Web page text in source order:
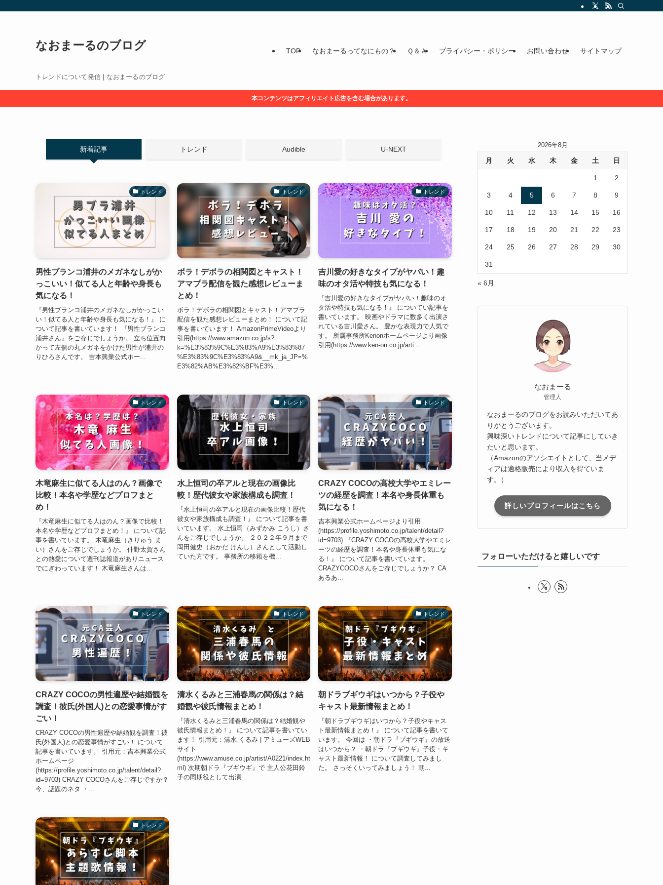
なおまーるのブログ
トレンドについて発信 | なおまーるのブログ
TOP なおまーるってなにもの？ Ｑ＆Ａ プライバシー・ポリシー お問い合わせ サイトマップ
本コンテンツはアフィリエイト広告を含む場合があります。
新着記事 トレンド Audible U-NEXT
トレンド
男性ブランコ浦井のメガネなしがか
っこいい！似てる人と年齢や身長も
気になる！
『男性ブランコ浦井のメガネなしがかっこい
い！似てる人と年齢や身長も気になる！』 に
ついて記事を書いています！ 『男性ブランコ
浦井さん』をご存じでしょうか。 立ち位置向
かって左側の丸メガネをかけた男性が浦井の
りひろさんです。 吉本興業公式ホー...
トレンド
ボラ！デボラの相関図とキャスト！
アマプラ配信を観た感想レビューま
とめ！
ボラ！デボラの相関図とキャスト！アマプラ
配信を観た感想レビューまとめ！ について記
事を書いています！ AmazonPrimeVideoより
引用(https://www.amazon.co.jp/s?
k=%E3%83%9C%E3%83%A9%E3%83%87
%E3%83%9C%E3%83%A9&__mk_ja_JP=%
E3%82%AB%E3%82%BF%E3%...
トレンド
吉川愛の好きなタイプがヤバい！趣
味のオタ活や特技も気になる！
『吉川愛の好きなタイプがヤバい！趣味のオ
タ活や特技も気になる！』 についてい記事を
書いています。 映画やドラマに数多く出演さ
れている吉川愛さん。 豊かな表現力で人気で
す。 所属事務所Kenonホームページより画像
引用(https://www.ken-on.co.jp/arti...
トレンド
木竜麻生に似てる人はのん？画像で
比較！本名や学歴などプロフまと
め！
『木竜麻生に似てる人はのん？画像で比較！
本名や学歴などプロフまとめ！』 について記
事を書いています。 木竜麻生（きりゅう ま
い）さんをご存じでしょうか。 仲野太賀さん
との熱愛について週刊誌報道がありニュース
でにぎわっています！ 木竜麻生さんは...
トレンド
水上恒司の卒アルと現在の画像比
較！歴代彼女や家族構成も調査！
『水上恒司の卒アルと現在の画像比較！歴代
彼女や家族構成も調査！』 について記事を書
いています。 水上恒司（みずかみ こうし）さ
んをご存じでしょうか。 ２０２２年９月まで
岡田健史（おかだ けんし）さんとして活動し
ていた方です。 事務所の移籍を機...
トレンド
CRAZY COCOの高校大学やエミレー
ツの経歴を調査！本名や身長体重も
気になる！
吉本興業公式ホームページより引用
(https://profile.yoshimoto.co.jp/talent/detail?
id=9703) 『CRAZY COCOの高校大学やエミレ
ーツの経歴を調査！本名や身長体重も気にな
る！』 について記事を書いています。
CRAZYCOCOさんをご存じでしょうか？ CA
あるあ...
トレンド
CRAZY COCOの男性遍歴や結婚観を
調査！彼氏(外国人)との恋愛事情がす
ごい！
CRAZY COCOの男性遍歴や結婚観を調査！彼
氏(外国人)との恋愛事情がすごい！ について
記事を書いています。 引用元：吉本興業公式
ホームページ
(https://profile.yoshimoto.co.jp/talent/detail?
id=9703) CRAZY COCOさんをご存じですか？
今、話題のネタ ・...
トレンド
清水くるみと三浦春馬の関係は？結
婚観や彼氏情報まとめ！
『清水くるみと三浦春馬の関係は？結婚観や
彼氏情報まとめ！』 について記事を書いてい
ます！ 引用元：清水 くるみ | アミューズWEB
サイト
(https://www.amuse.co.jp/artist/A0221/index.ht
ml) 次期朝ドラ『ブギウギ』で 主人公花田鈴
子の同期役として出演...
トレンド
朝ドラブギウギはいつから？子役や
キャスト最新情報まとめ！
『朝ドラブギウギはいつから？子役やキャス
ト最新情報まとめ！』 について記事を書いて
います。 今回は ・朝ドラ『ブギウギ』の放送
はいつから？ ・朝ドラ『ブギウギ』子役・キ
ャスト最新情報！ について調査してみまし
た。 さっそくいってみましょう！ 朝...
トレンド
2026年8月
月 火 水 木 金 土 日
1 2
3 4 5 6 7 8 9
10 11 12 13 14 15 16
17 18 19 20 21 22 23
24 25 26 27 28 29 30
31
« 6月
なおまーる
管理人
なおまーるのブログをお読みいただいてあ
りがとうございます。
興味深いトレンドについて記事にしていき
たいと思います。
（Amazonのアソシエイトとして、当メデ
ィアは適格販売により収入を得ていま
す。）
詳しいプロフィールはこちら
フォローいただけると嬉しいです